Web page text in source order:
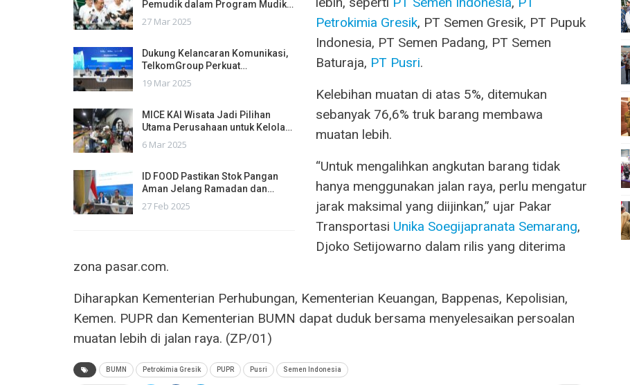
Pemudik dalam Program Mudik…
27 Mar 2025
Dukung Kelancaran Komunikasi,
TelkomGroup Perkuat…
19 Mar 2025
MICE KAI Wisata Jadi Pilihan
Utama Perusahaan untuk Kelola…
6 Mar 2025
ID FOOD Pastikan Stok Pangan
Aman Jelang Ramadan dan…
27 Feb 2025
Petrokimia Gresik, PT Semen Gresik, PT Pupuk
Indonesia, PT Semen Padang, PT Semen
Baturaja, PT Pusri.
Kelebihan muatan di atas 5%, ditemukan
sebanyak 76,6% truk barang membawa
muatan lebih.
“Untuk mengalihkan angkutan barang tidak
hanya menggunakan jalan raya, perlu mengatur
jarak maksimal yang diijinkan,” ujar Pakar
Transportasi Unika Soegijapranata Semarang,
Djoko Setijowarno dalam rilis yang diterima
zona pasar.com.
Diharapkan Kementerian Perhubungan, Kementerian Keuangan, Bappenas, Kepolisian,
Kemen. PUPR dan Kementerian BUMN dapat duduk bersama menyelesaikan persoalan
muatan lebih di jalan raya. (ZP/01)
BUMN Petrokimia Gresik PUPR Pusri Semen Indonesia